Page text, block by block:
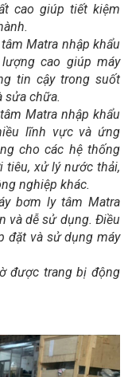
cao giúp tiết kiệm
Matra nhập khẩu
cao giúp máy
tin cậy trong suốt
sửa chữa.
Matra nhập khẩu
lĩnh vực và ứng
cho các hệ thống
tiêu, xử lý nước thải,
nghiệp khác.
bơm ly tâm Matra
và dễ sử dụng. Điều
đặt và sử dụng máy
được trang bị động